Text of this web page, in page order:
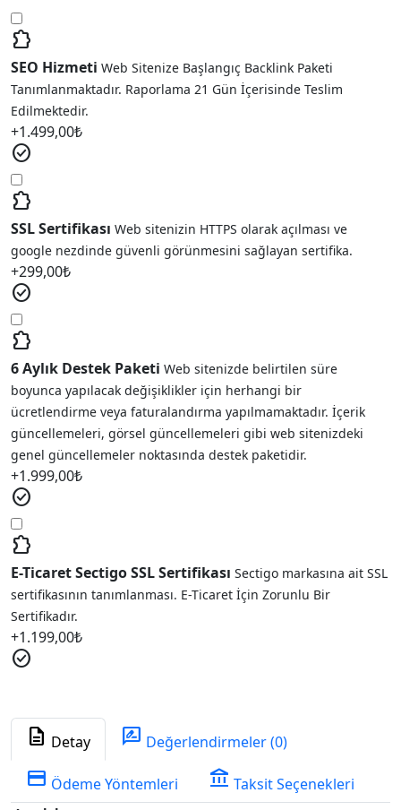
extension
SEO Hizmeti Web Sitenize Başlangıç Backlink Paketi
Tanımlanmaktadır. Raporlama 21 Gün İçerisinde Teslim
Edilmektedir.
+1.499,00₺
check_circle
extension
SSL Sertifikası Web sitenizin HTTPS olarak açılması ve
google nezdinde güvenli görünmesini sağlayan sertifika.
+299,00₺
check_circle
extension
6 Aylık Destek Paketi Web sitenizde belirtilen süre
boyunca yapılacak değişiklikler için herhangi bir
ücretlendirme veya faturalandırma yapılmamaktadır. İçerik
güncellemeleri, görsel güncellemeleri gibi web sitenizdeki
genel güncellemeler noktasında destek paketidir.
+1.999,00₺
check_circle
extension
E-Ticaret Sectigo SSL Sertifikası Sectigo markasına ait SSL
sertifikasının tanımlanması. E-Ticaret İçin Zorunlu Bir
Sertifikadır.
+1.199,00₺
check_circle
description Detay rate_review Değerlendirmeler (0)
credit_card Ödeme Yöntemleri account_balance Taksit Seçenekleri